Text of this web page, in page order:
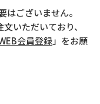
ございません。
いただいており、
会員登録」をお願